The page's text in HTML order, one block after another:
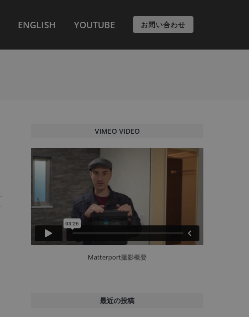
ENGLISH YOUTUBE お問い合わせ
VIMEO VIDEO
Matterport撮影概要
最近の投稿